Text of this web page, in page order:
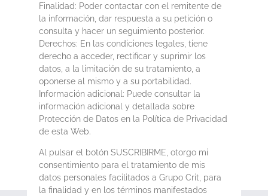
Finalidad: Poder contactar con el remitente de
la información, dar respuesta a su petición o
consulta y hacer un seguimiento posterior.
Derechos: En las condiciones legales, tiene
derecho a acceder, rectificar y suprimir los
datos, a la limitación de su tratamiento, a
oponerse al mismo y a su portabilidad.
Información adicional: Puede consultar la
información adicional y detallada sobre
Protección de Datos en la Política de Privacidad
de esta Web.
Al pulsar el botón SUSCRIBIRME, otorgo mi
consentimiento para el tratamiento de mis
datos personales facilitados a Grupo Crit, para
la finalidad y en los términos manifestados